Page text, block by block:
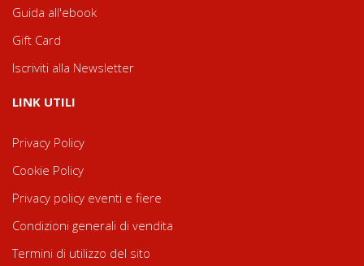
Guida all'ebook
Gift Card
Iscriviti alla Newsletter
LINK UTILI
Privacy Policy
Cookie Policy
Privacy policy eventi e fiere
Condizioni generali di vendita
Termini di utilizzo del sito